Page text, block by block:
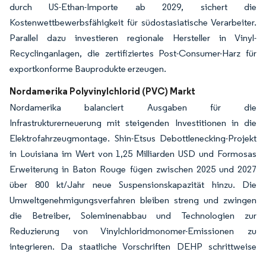
durch US-Ethan-Importe ab 2029, sichert die
Kostenwettbewerbsfähigkeit für südostasiatische Verarbeiter.
Parallel dazu investieren regionale Hersteller in Vinyl-
Recyclinganlagen, die zertifiziertes Post-Consumer-Harz für
exportkonforme Bauprodukte erzeugen.
Nordamerika Polyvinylchlorid (PVC) Markt
Nordamerika balanciert Ausgaben für die
Infrastrukturerneuerung mit steigenden Investitionen in die
Elektrofahrzeugmontage. Shin-Etsus Debottlenecking-Projekt
in Louisiana im Wert von 1,25 Milliarden USD und Formosas
Erweiterung in Baton Rouge fügen zwischen 2025 und 2027
über 800 kt/Jahr neue Suspensionskapazität hinzu. Die
Umweltgenehmigungsverfahren bleiben streng und zwingen
die Betreiber, Soleminenabbau und Technologien zur
Reduzierung von Vinylchloridmonomer-Emissionen zu
integrieren. Da staatliche Vorschriften DEHP schrittweise